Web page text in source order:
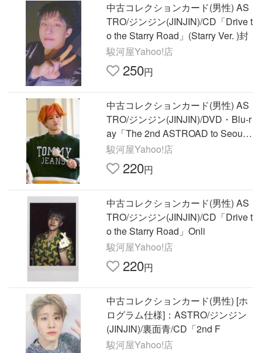
中古コレクションカード(男性) AS
TRO/ジンジン(JINJIN)/CD「Drive t
o the Starry Road」(Starry Ver. )封
駿河屋Yahoo!店
250円
中古コレクションカード(男性) AS
TRO/ジンジン(JINJIN)/DVD・Blu-r
ay「The 2nd ASTROAD to Seoul
STAR LI
駿河屋Yahoo!店
220円
中古コレクションカード(男性) AS
TRO/ジンジン(JINJIN)/CD「Drive t
o the Starry Road」Onli
駿河屋Yahoo!店
220円
中古コレクションカード(男性) [ホ
ログラム仕様]：ASTRO/ジンジン
(JINJIN)/裏面青/CD「2nd F
駿河屋Yahoo!店